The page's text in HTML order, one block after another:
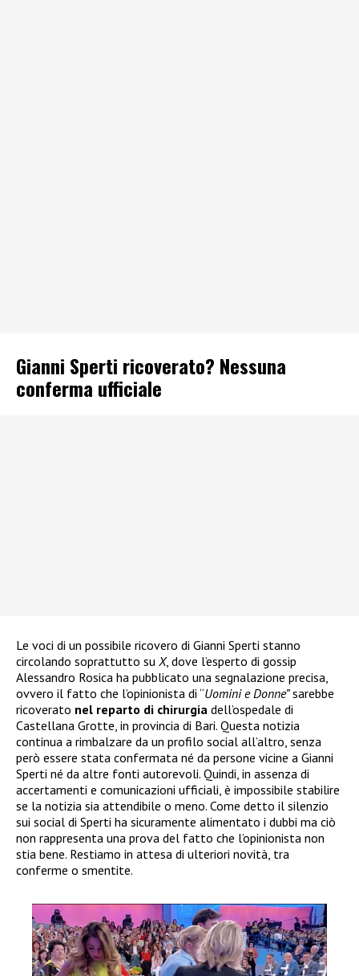
Gianni Sperti ricoverato? Nessuna
conferma ufficiale
Le voci di un possibile ricovero di Gianni Sperti stanno
circolando soprattutto su X, dove l’esperto di gossip
Alessandro Rosica ha pubblicato una segnalazione precisa,
ovvero il fatto che l’opinionista di “Uomini e Donne”sarebbe
ricoverato nel reparto di chirurgia dell’ospedale di
Castellana Grotte, in provincia di Bari. Questa notizia
continua a rimbalzare da un profilo social all’altro, senza
però essere stata confermata né da persone vicine a Gianni
Sperti né da altre fonti autorevoli. Quindi, in assenza di
accertamenti e comunicazioni ufficiali, è impossibile stabilire
se la notizia sia attendibile o meno. Come detto il silenzio
sui social di Sperti ha sicuramente alimentato i dubbi ma ciò
non rappresenta una prova del fatto che l’opinionista non
stia bene. Restiamo in attesa di ulteriori novità, tra
conferme o smentite.